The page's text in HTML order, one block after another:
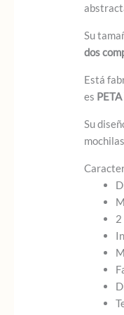
Su
dos
Está
es
Su